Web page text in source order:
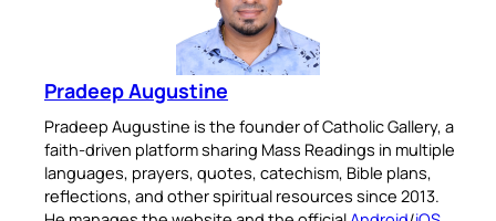
Pradeep Augustine
Pradeep Augustine is the founder of Catholic Gallery, a
faith-driven platform sharing Mass Readings in multiple
languages, prayers, quotes, catechism, Bible plans,
reflections, and other spiritual resources since 2013.